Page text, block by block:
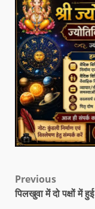
Previous
पिलखुवा में दो पक्षों में